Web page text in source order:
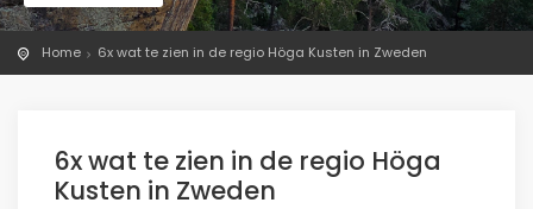
Home 6x wat te zien in de regio Höga Kusten in Zweden
6x wat te zien in de regio Höga
Kusten in Zweden